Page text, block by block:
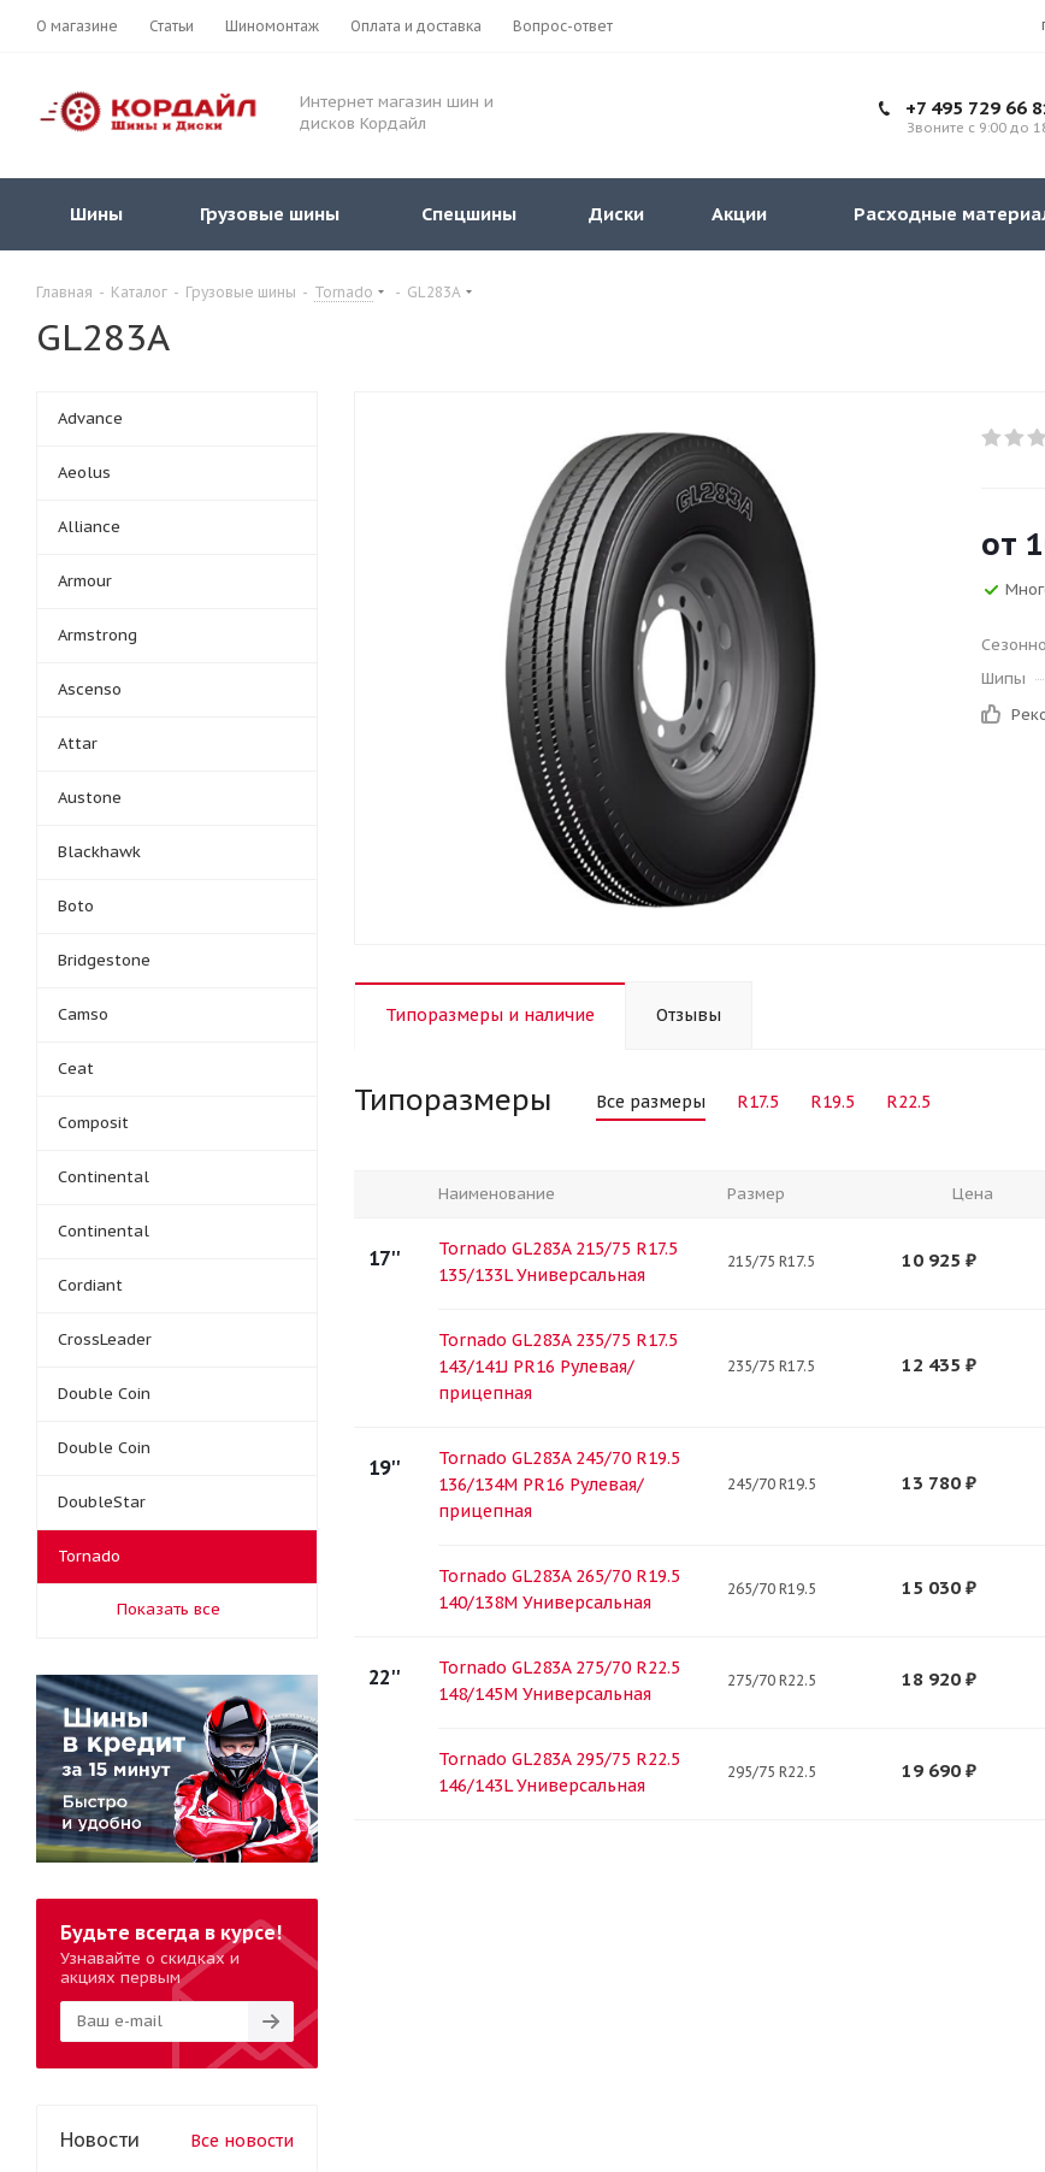
О магазине Статьи Шиномонтаж Оплата и доставка Вопрос-ответ
Интернет магазин шин и
дисков Кордайл
+7 495 729 66
Звоните с 9:00 до
Шины Грузовые шины Спецшины Диски Акции Расходные
Главная - Каталог - Грузовые шины - Tornado - GL283A
GL283A
от
Шипы
Типоразмеры и наличие Отзывы
Типоразмеры Все размеры R17.5 R19.5 R22.5
Наименование Размер Цена
17''
Tornado GL283A 215/75 R17.5
135/133L Универсальная
215/75 R17.5 10 925 ₽
Tornado GL283A 235/75 R17.5
143/141J PR16 Рулевая/
прицепная
235/75 R17.5 12 435 ₽
19''
Tornado GL283A 245/70 R19.5
136/134M PR16 Рулевая/
прицепная
245/70 R19.5 13 780 ₽
Tornado GL283A 265/70 R19.5
140/138M Универсальная
265/70 R19.5 15 030 ₽
22''
Tornado GL283A 275/70 R22.5
148/145M Универсальная
275/70 R22.5 18 920 ₽
Tornado GL283A 295/75 R22.5
146/143L Универсальная
295/75 R22.5 19 690 ₽
Advance
Aeolus
Alliance
Armour
Armstrong
Ascenso
Attar
Austone
Blackhawk
Boto
Bridgestone
Camso
Ceat
Composit
Continental
Continental
Cordiant
CrossLeader
Double Coin
Double Coin
DoubleStar
Tornado
Показать все
Будьте всегда в курсе!
Узнавайте о скидках и
акциях первым
Новости Все новости